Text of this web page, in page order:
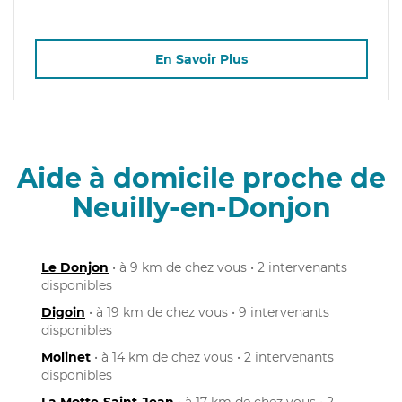
En Savoir Plus
Aide à domicile proche de
Neuilly-en-Donjon
Le Donjon • à 9 km de chez vous • 2 intervenants
disponibles
Digoin • à 19 km de chez vous • 9 intervenants
disponibles
Molinet • à 14 km de chez vous • 2 intervenants
disponibles